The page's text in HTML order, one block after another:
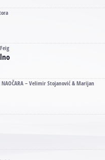
NAOČARA – Velimir Stojanović & Marijan